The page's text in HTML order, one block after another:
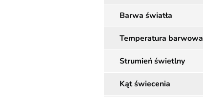
Barwa światła
Temperatura barwowa
Strumień świetlny
Kąt świecenia